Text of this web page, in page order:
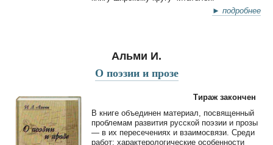
► подробнее
Альми И.
О поэзии и прозе
Тираж закончен
В книге объединен материал, посвященный
проблемам развития русской поэзии и прозы
— в их пересечениях и взаимосвязи. Среди
работ: характерологические особенности